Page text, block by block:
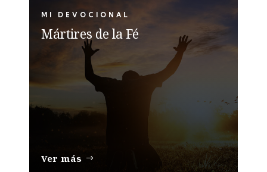
MI DEVOCIONAL
Mártires de la Fé
Ver más